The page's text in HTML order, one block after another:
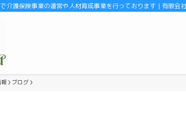
介護保険事業の運営や人材育成事業を行っております | 有限会
ブログ